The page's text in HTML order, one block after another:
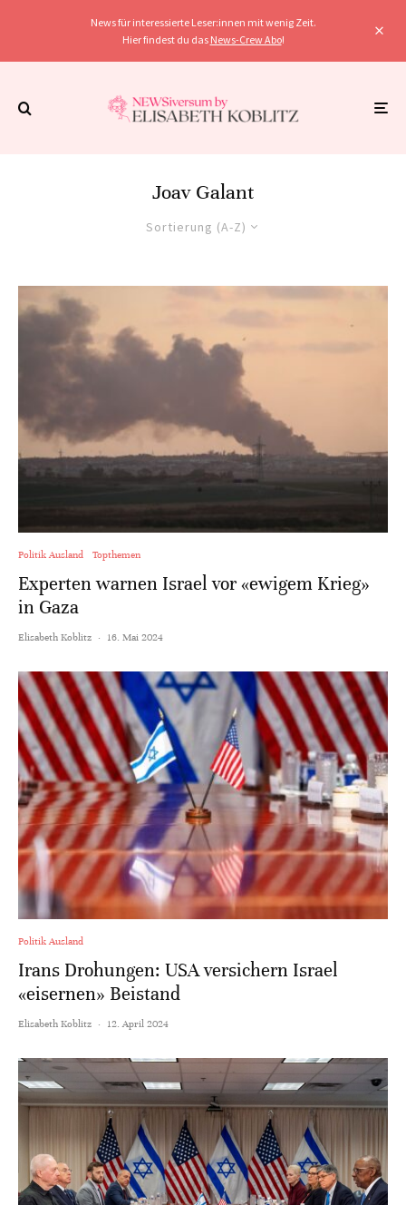
News für interessierte Leser:innen mit wenig Zeit.
Hier findest du das News-Crew Abo!
Joav Galant
Sortierung (A-Z)
Politik Ausland Topthemen
Experten warnen Israel vor «ewigem Krieg»
in Gaza
Elisabeth Koblitz · 16. Mai 2024
Politik Ausland
Irans Drohungen: USA versichern Israel
«eisernen» Beistand
Elisabeth Koblitz · 12. April 2024